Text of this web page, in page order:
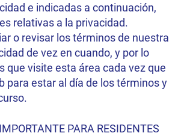
e indicadas a continuación,
relativas a la privacidad.
o revisar los términos de nuestra
de vez en cuando, y por lo
que visite esta área cada vez que
para estar al día de los términos y
PARA RESIDENTES